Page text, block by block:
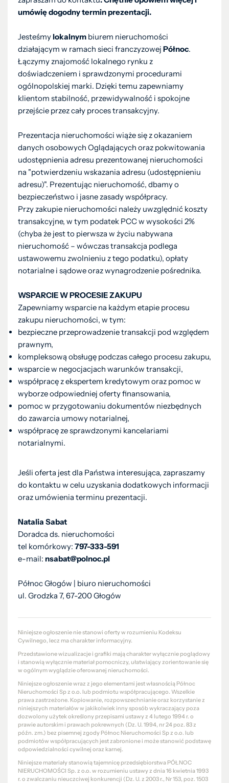
umówię dogodny termin prezentacji.
Jesteśmylokalnym biurem nieruchomości
działającym w ramach sieci franczyzowej Północ.
Łączymy znajomość lokalnego rynku z
doświadczeniem i sprawdzonymi procedurami
ogólnopolskiej marki. Dzięki temu zapewniamy
klientom stabilność, przewidywalność i spokojne
przejście przez cały proces transakcyjny.
Prezentacja nieruchomości wiąże się z okazaniem
danych osobowych Oglądających oraz pokwitowania
udostępnienia adresu prezentowanej nieruchomości
na "potwierdzeniu wskazania adresu (udostępnieniu
adresu)". Prezentując nieruchomość, dbamy o
bezpieczeństwo i jasne zasady współpracy.
Przy zakupie nieruchomości należy uwzględnić koszty
transakcyjne, w tym podatek PCC w wysokości 2%
(chyba że jest to pierwsza w życiu nabywana
nieruchomość – wówczas transakcja podlega
ustawowemu zwolnieniu z tego podatku), opłaty
notarialne i sądowe oraz wynagrodzenie pośrednika.
WSPARCIE W PROCESIE ZAKUPU
Zapewniamy wsparcie na każdym etapie procesu
zakupu nieruchomości, w tym:
bezpieczne przeprowadzenie transakcji pod względem
prawnym,
kompleksową obsługę podczas całego procesu zakupu,
wsparcie w negocjacjach warunków transakcji,
współpracę z ekspertem kredytowym oraz pomoc w
wyborze odpowiedniej oferty finansowania,
pomoc w przygotowaniu dokumentów niezbędnych
do zawarcia umowy notarialnej,
współpracę ze sprawdzonymi kancelariami
notarialnymi.
Jeśli oferta jest dla Państwa interesująca, zapraszamy
do kontaktu w celu uzyskania dodatkowych informacji
oraz umówienia terminu prezentacji.
Natalia Sabat
Doradca ds. nieruchomości
tel komórkowy: 797-333-591
e-mail: nsabat@polnoc.pl
Północ Głogów | biuro nieruchomości
ul. Grodzka 7, 67-200 Głogów
Niniejsze ogłoszenie nie stanowi oferty w rozumieniu Kodeksu
Cywilnego, lecz ma charakter informacyjny.
Przedstawione wizualizacje i grafiki mają charakter wyłącznie poglądowy
i stanowią wyłącznie materiał pomocniczy, ułatwiający zorientowanie się
w ogólnym wyglądzie oferowanej nieruchomości.
Niniejsze ogłoszenie wraz z jego elementami jest własnością Północ
Nieruchomości Sp z o.o. lub podmiotu współpracującego. Wszelkie
prawa zastrzeżone. Kopiowanie, rozpowszechnianie oraz korzystanie z
niniejszych materiałów w jakikolwiek inny sposób wykraczający poza
dozwolony użytek określony przepisami ustawy z 4 lutego 1994 r. o
prawie autorskim i prawach pokrewnych (Dz. U. 1994, nr 24 poz. 83 z
późn. zm.) bez pisemnej zgody Północ Nieruchomości Sp z o.o. lub
podmiotów współpracujących jest zabronione i może stanowić podstawę
odpowiedzialności cywilnej oraz karnej.
Niniejsze materiały stanowią tajemnicę przedsiębiorstwa PÓŁNOC
NIERUCHOMOŚCI Sp. z o.o. w rozumieniu ustawy z dnia 16 kwietnia 1993
r. o zwalczaniu nieuczciwej konkurencji (Dz. U. z 2003 r., Nr 153, poz. 1503